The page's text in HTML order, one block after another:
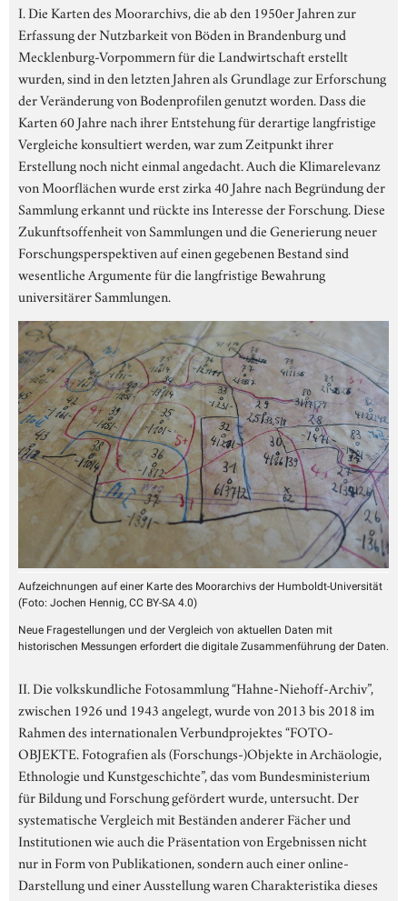
I. Die Karten des Moorarchivs, die ab den 1950er Jahren zur
Erfassung der Nutzbarkeit von Böden in Brandenburg und
Mecklenburg-Vorpommern für die Landwirtschaft erstellt
wurden, sind in den letzten Jahren als Grundlage zur Erforschung
der Veränderung von Bodenprofilen genutzt worden. Dass die
Karten 60 Jahre nach ihrer Entstehung für derartige langfristige
Vergleiche konsultiert werden, war zum Zeitpunkt ihrer
Erstellung noch nicht einmal angedacht. Auch die Klimarelevanz
von Moorflächen wurde erst zirka 40 Jahre nach Begründung der
Sammlung erkannt und rückte ins Interesse der Forschung. Diese
Zukunftsoffenheit von Sammlungen und die Generierung neuer
Forschungsperspektiven auf einen gegebenen Bestand sind
wesentliche Argumente für die langfristige Bewahrung
universitärer Sammlungen.
Aufzeichnungen auf einer Karte des Moorarchivs der Humboldt-Universität
(Foto: Jochen Hennig, CC BY-SA 4.0)
Neue Fragestellungen und der Vergleich von aktuellen Daten mit
historischen Messungen erfordert die digitale Zusammenführung der Daten.
II. Die volkskundliche Fotosammlung “Hahne-Niehoff-Archiv”,
zwischen 1926 und 1943 angelegt, wurde von 2013 bis 2018 im
Rahmen des internationalen Verbundprojektes “FOTO-
OBJEKTE. Fotografien als (Forschungs-)Objekte in Archäologie,
Ethnologie und Kunstgeschichte”, das vom Bundesministerium
für Bildung und Forschung gefördert wurde, untersucht. Der
systematische Vergleich mit Beständen anderer Fächer und
Institutionen wie auch die Präsentation von Ergebnissen nicht
nur in Form von Publikationen, sondern auch einer online-
Darstellung und einer Ausstellung waren Charakteristika dieses